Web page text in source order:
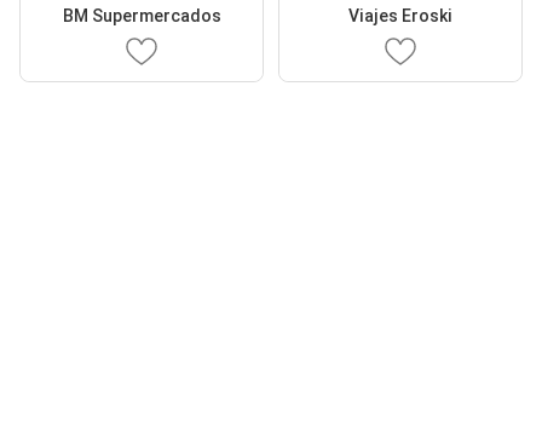
BM Supermercados Viajes Eroski